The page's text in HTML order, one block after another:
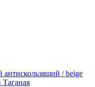
/ beige